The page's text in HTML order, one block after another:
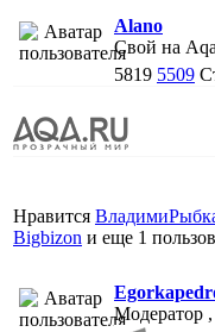
Alano
Свой на
5819 5509
Нравится
Bigbizon и еще 1
Модератор